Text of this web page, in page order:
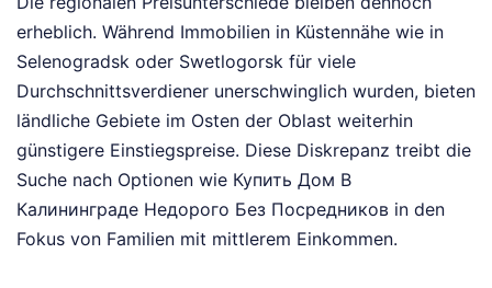
erheblich. Während Immobilien in Küstennähe wie in
Selenogradsk oder Swetlogorsk für viele
Durchschnittsverdiener unerschwinglich wurden, bieten
ländliche Gebiete im Osten der Oblast weiterhin
günstigere Einstiegspreise. Diese Diskrepanz treibt die
Suche nach Optionen wie Купить Дом В
Калининграде Недорого Без Посредников in den
Fokus von Familien mit mittlerem Einkommen.